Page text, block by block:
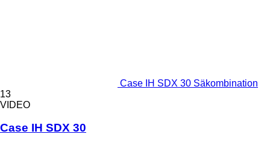
Case IH SDX 30 Säkombination
13
VIDEO
Case IH SDX 30